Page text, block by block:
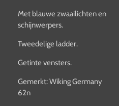
Met blauwe zwaailichten en
schijnwerpers.
Tweedelige ladder.
Getinte vensters.
Gemerkt: Wiking Germany
62n